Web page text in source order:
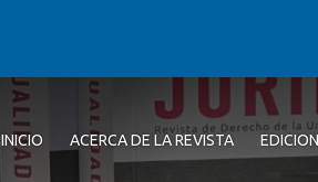
INICIO ACERCA DE LA REVISTA